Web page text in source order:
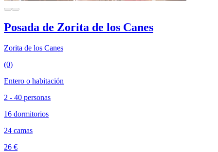
Posada de Zorita de los Canes
Zorita de los Canes
(0)
Entero o habitación
2 - 40 personas
16 dormitorios
24 camas
26 €